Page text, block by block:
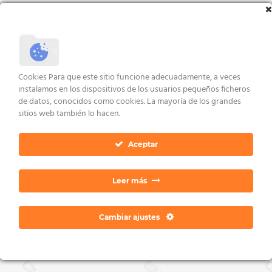
Valorado
AVISO LEGAL Y CONDICIONES POLÍTICA DE COOKIES DERECHOS ARCO
POLÍTICA DE PRIVACIDAD CONTACTO
Copyright 2026 ©Dan Ratia
Cookies Para que este sitio funcione adecuadamente, a veces
instalamos en los dispositivos de los usuarios pequeños ficheros
de datos, conocidos como cookies. La mayoría de los grandes
sitios web también lo hacen.
Aceptar
Leer más
Cambiar ajustes